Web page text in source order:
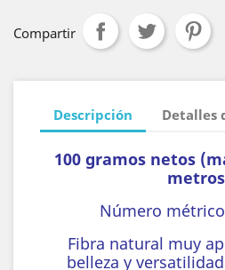
Compartir
Descripción Detalles
100 gramos netos
Número
Fibra natural muy
belleza y